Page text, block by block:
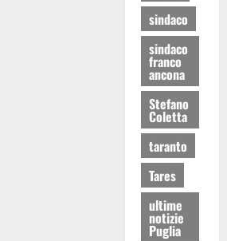
sindaco
sindaco
franco
ancona
Stefano
Coletta
taranto
Tares
ultime
notizie
Puglia